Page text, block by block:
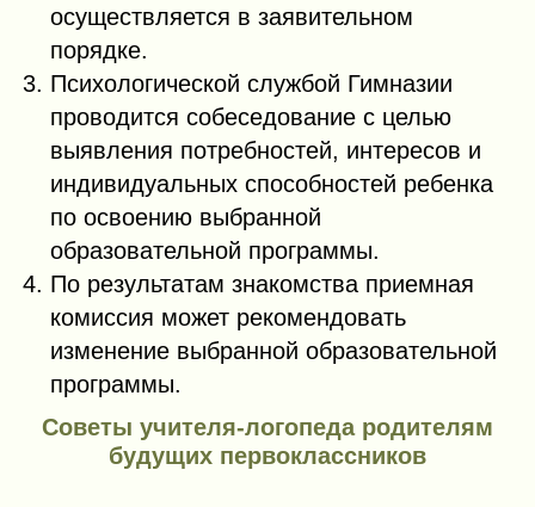
осуществляется в заявительном
порядке.
Психологической службой Гимназии
проводится собеседование с целью
выявления потребностей, интересов и
индивидуальных способностей ребенка
по освоению выбранной
образовательной программы.
По результатам знакомства приемная
комиссия может рекомендовать
изменение выбранной образовательной
программы.
Советы учителя-логопеда родителям
будущих первоклассников